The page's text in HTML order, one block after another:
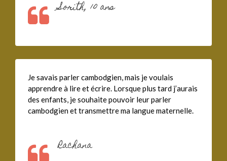
Sorith, 10 ans
Je savais parler cambodgien, mais je voulais
apprendre à lire et écrire. Lorsque plus tard j’aurais
des enfants, je souhaite pouvoir leur parler
cambodgien et transmettre ma langue maternelle.
Rachana